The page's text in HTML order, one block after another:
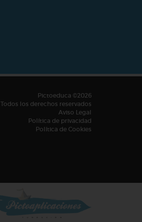
Pictoeduca ©2026
Todos los derechos reservados
Aviso Legal
Política de privacidad
Política de Cookies